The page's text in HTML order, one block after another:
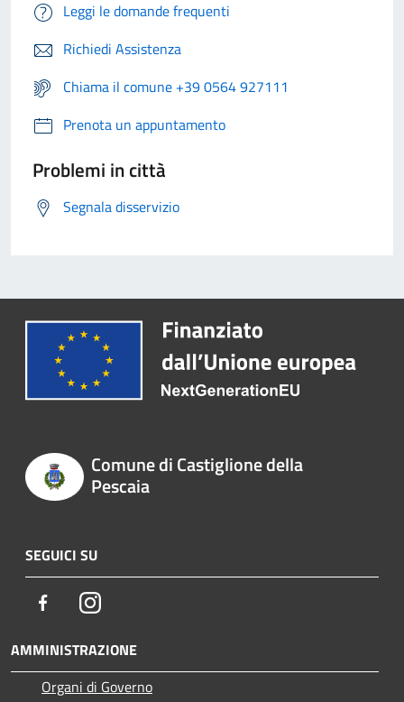
Leggi le domande frequenti
Richiedi Assistenza
Chiama il comune +39 0564 927111
Prenota un appuntamento
Problemi in città
Segnala disservizio
Comune di Castiglione della
Pescaia
SEGUICI SU
FacebookInstagram
AMMINISTRAZIONE
Organi di Governo